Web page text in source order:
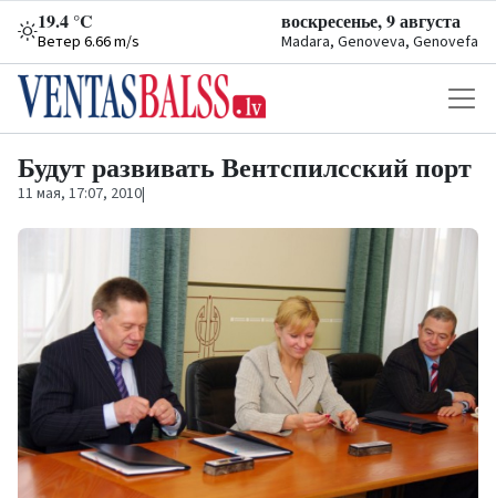
19.4 °C
Ветер 6.66 m/s
воскресенье, 9 августа
Madara, Genoveva, Genovefa
Будут развивать Вентспилсский порт
11 мая, 17:07, 2010|